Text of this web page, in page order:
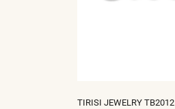
TIRISI JEWELRY TB2012